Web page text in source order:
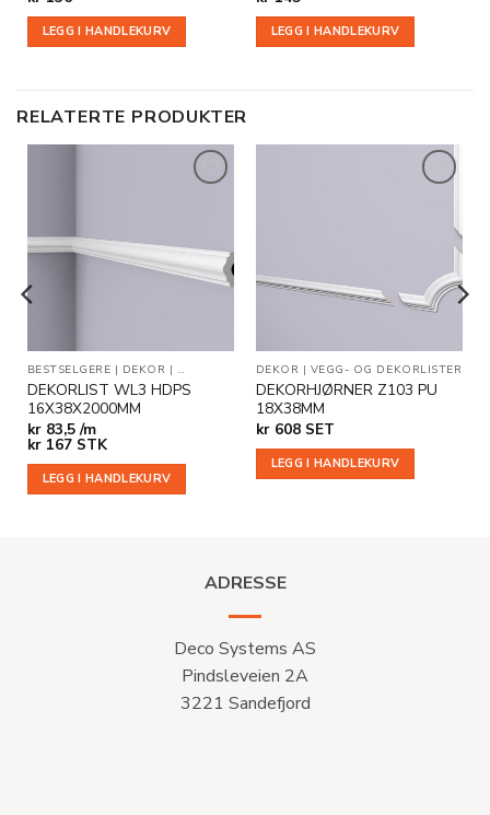
LEGG I HANDLEKURV LEGG I HANDLEKURV
RELATERTE PRODUKTER
ønskeliste
BESTSELGERE | DEKOR | VEGG- OG DEKORLISTER
DEKORLIST WL3 HDPS
16X38X2000MM
kr83,5 /m
kr167 STK
LEGG I HANDLEKURV
DEKOR | VEGG- OG DEKORLISTER
DEKORHJØRNER Z103 PU
18X38MM
kr608 SET
LEGG I HANDLEKURV
ADRESSE
Deco Systems AS
Pindsleveien 2A
3221 Sandefjord